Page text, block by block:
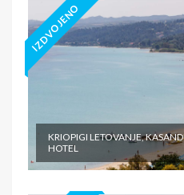
IZDVOJENO
KRIOPIGI LETOVANJE,
HOTEL